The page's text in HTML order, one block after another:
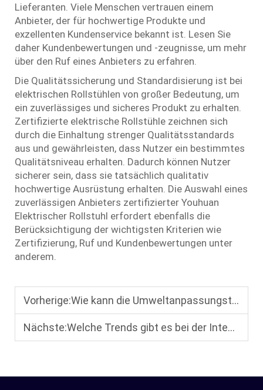
Lieferanten. Viele Menschen vertrauen einem
Anbieter, der für hochwertige Produkte und
exzellenten Kundenservice bekannt ist. Lesen Sie
daher Kundenbewertungen und -zeugnisse, um mehr
über den Ruf eines Anbieters zu erfahren.
Die Qualitätssicherung und Standardisierung ist bei
elektrischen Rollstühlen von großer Bedeutung, um
ein zuverlässiges und sicheres Produkt zu erhalten.
Zertifizierte elektrische Rollstühle zeichnen sich
durch die Einhaltung strenger Qualitätsstandards
aus und gewährleisten, dass Nutzer ein bestimmtes
Qualitätsniveau erhalten. Dadurch können Nutzer
sicherer sein, dass sie tatsächlich qualitativ
hochwertige Ausrüstung erhalten. Die Auswahl eines
zuverlässigen Anbieters zertifizierter Youhuan
Elektrischer Rollstuhl erfordert ebenfalls die
Berücksichtigung der wichtigsten Kriterien wie
Zertifizierung, Ruf und Kundenbewertungen unter
anderem.
Vorherige:Wie kann die Umweltanpassungstechnologie von elektrischen Rollstühlen in Reiseszenarien verbessert werden?
Nächste:Welche Trends gibt es bei der Integration von Intelligenz und dem Internet der Dinge in der Elektrorollstuhlindustrie im Jahr 2025?